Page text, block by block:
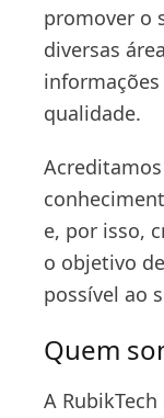
promover o
diversas
qualidade.
e, por isso,
o objetivo
possível ao
Quem
A